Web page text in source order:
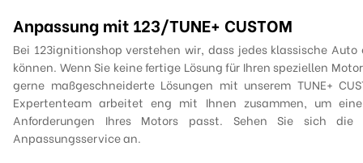
Anpassung mit 123/TUNE+ CUSTOM
Bei 123ignitionshop verstehen wir, dass jedes klassische
können. Wenn Sie keine fertige Lösung für Ihren speziellen
gerne maßgeschneiderte Lösungen mit unserem TUNE+
Expertenteam arbeitet eng mit Ihnen zusammen, um
Anforderungen Ihres Motors passt. Sehen Sie sich
Anpassungsservice an.